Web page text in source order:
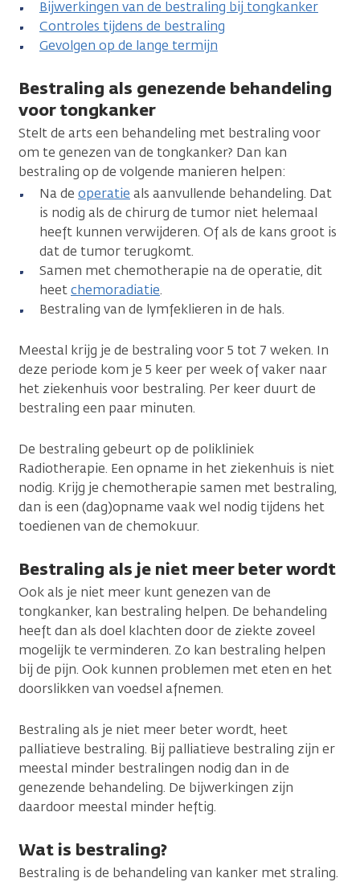
Bijwerkingen van de bestraling bij tongkanker
Controles tijdens de bestraling
Gevolgen op de lange termijn
Bestraling als genezende behandeling
voor tongkanker
Stelt de arts een behandeling met bestraling voor
om te genezen van de tongkanker? Dan kan
bestraling op de volgende manieren helpen:
Na de operatie als aanvullende behandeling. Dat
is nodig als de chirurg de tumor niet helemaal
heeft kunnen verwijderen. Of als de kans groot is
dat de tumor terugkomt.
Samen met chemotherapie na de operatie, dit
heetchemoradiatie.
Bestraling van de lymfeklieren in de hals.
Meestal krijg je de bestraling voor 5 tot 7 weken. In
deze periode kom je 5 keer per week of vaker naar
het ziekenhuis voor bestraling. Per keer duurt de
bestraling een paar minuten.
De bestraling gebeurt op de polikliniek
Radiotherapie. Een opname in het ziekenhuis is niet
nodig. Krijg je chemotherapie samen met bestraling,
dan is een (dag)opname vaak wel nodig tijdens het
toedienen van de chemokuur.
Bestraling als je niet meer beter wordt
Ook als je niet meer kunt genezen van de
tongkanker, kan bestraling helpen. De behandeling
heeft dan als doel klachten door de ziekte zoveel
mogelijk te verminderen. Zo kan bestraling helpen
bij de pijn. Ook kunnen problemen met eten en het
doorslikken van voedsel afnemen.
Bestraling als je niet meer beter wordt, heet
palliatieve bestraling. Bij palliatieve bestraling zijn er
meestal minder bestralingen nodig dan in de
genezende behandeling. De bijwerkingen zijn
daardoor meestal minder heftig.
Wat is bestraling?
Bestraling is de behandeling van kanker met straling.